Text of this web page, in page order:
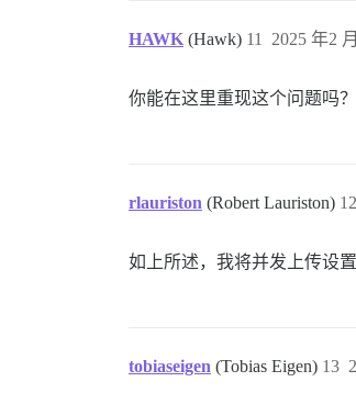
HAWK (Hawk) 2025 年2
11
你能在这里重现这个问题吗？
rlauriston (Robert Lauriston) 12
如上所述，我将并发上传设
tobiaseigen (Tobias Eigen) 13